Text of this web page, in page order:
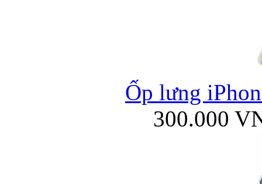
Ốp lưng
300.000